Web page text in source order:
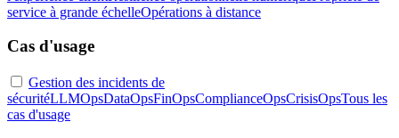
service à grande échelleOpérations à distance
Cas d'usage
Gestion des incidents de
sécuritéLLMOpsDataOpsFinOpsComplianceOpsCrisisOpsTous les
cas d'usage